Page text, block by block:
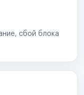
сбой блока